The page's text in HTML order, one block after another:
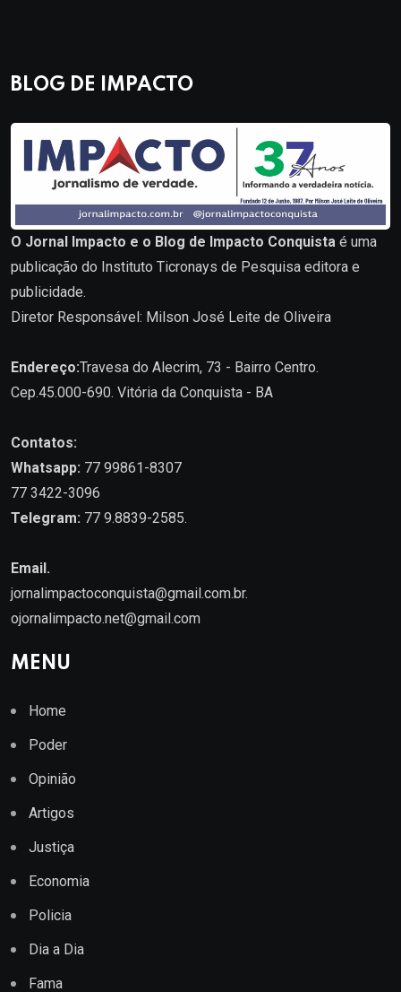
BLOG DE IMPACTO
O Jornal Impacto e o Blog de Impacto Conquista é uma
publicação do Instituto Ticronays de Pesquisa editora e
publicidade.
Diretor Responsável: Milson José Leite de Oliveira
Endereço:Travesa do Alecrim, 73 - Bairro Centro.
Cep.45.000-690. Vitória da Conquista - BA
Contatos:
Whatsapp: 77 99861-8307
77 3422-3096
Telegram: 77 9.8839-2585.
Email.
jornalimpactoconquista@gmail.com.br.
ojornalimpacto.net@gmail.com
MENU
Home
Poder
Opinião
Artigos
Justiça
Economia
Policia
Dia a Dia
Fama